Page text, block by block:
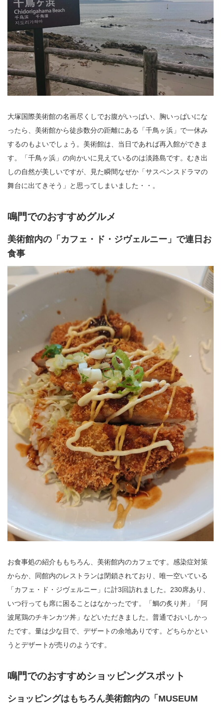
大塚国際美術館の名画尽くしでお腹がいっぱい、胸いっぱいにな
ったら、美術館から徒歩数分の距離にある「千鳥ヶ浜」で一休み
するのもよいでしょう。美術館は、当日であれば再入館ができま
す。「千鳥ヶ浜」の向かいに見えているのは淡路島です。むき出
しの自然が美しいですが、見た瞬間なぜか「サスペンスドラマの
舞台に出てきそう」と思ってしまいました・・。
鳴門でのおすすめグルメ
美術館内の「カフェ・ド・ジヴェルニー」で連日お
食事
お食事処の紹介ももちろん、美術館内のカフェです。感染症対策
からか、同館内のレストランは閉鎖されており、唯一空いている
「カフェ・ド・ジヴェルニー」に計3回訪れました。230席あり、
いつ行っても席に困ることはなかったです。「鯛の炙り丼」「阿
波尾鶏のチキンカツ丼」などいただきました。普通でおいしかっ
たです。量は少な目で、デザートの余地ありです。どちらかとい
うとデザートが売りのようです。
鳴門でのおすすめショッピングスポット
ショッピングはもちろん美術館内の「MUSEUM